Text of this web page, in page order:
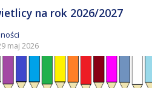
na rok 2026/2027
maj 2026